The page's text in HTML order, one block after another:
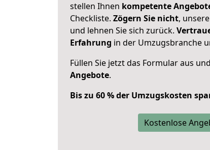
stellen Ihnen kompetente
Checkliste. Zögern Sie nicht,
und lehnen Sie sich zurück.
Erfahrung in der Umzugsbranche
Füllen Sie jetzt das Formular aus und
Angebote.
Bis zu 60 % der Umzugskosten
Kostenlose